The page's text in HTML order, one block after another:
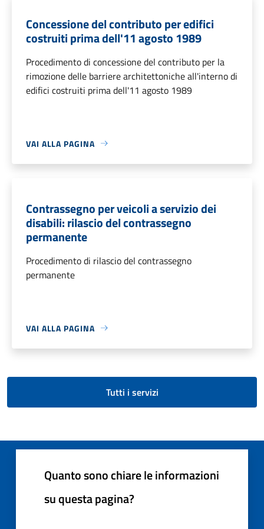
Concessione del contributo per edifici
costruiti prima dell'11 agosto 1989
Procedimento di concessione del contributo per la
rimozione delle barriere architettoniche all'interno di
edifici costruiti prima dell'11 agosto 1989
VAI ALLA PAGINA
Contrassegno per veicoli a servizio dei
disabili: rilascio del contrassegno
permanente
Procedimento di rilascio del contrassegno
permanente
VAI ALLA PAGINA
Tutti i servizi
Quanto sono chiare le informazioni
su questa pagina?